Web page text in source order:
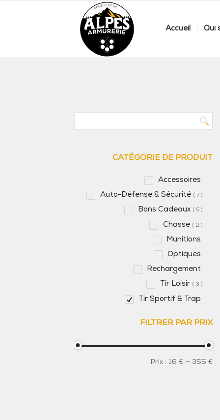
Accueil Qui
CATÉGORIE DE PRODUIT
Accessoires
Auto-Défense & Sécurité 7
Bons Cadeaux 5
Chasse 2
Munitions
Optiques
Rechargement
Tir Loisir 3
Tir Sportif & Trap
FILTRER PAR PRIX
Prix : 16 € — 355 €